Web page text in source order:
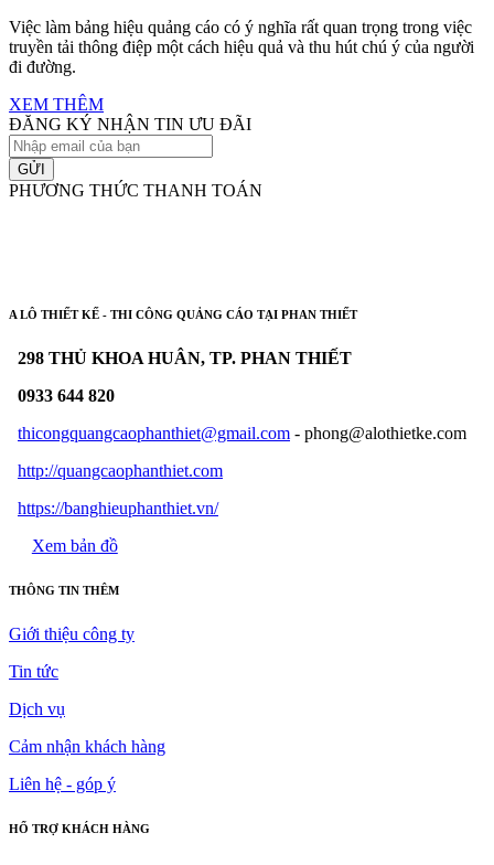
Việc làm bảng hiệu quảng cáo có ý nghĩa rất quan trọng trong việc
truyền tải thông điệp một cách hiệu quả và thu hút chú ý của người
đi đường.
XEM THÊM
ĐĂNG KÝ NHẬN TIN ƯU ĐÃI
GỬI
PHƯƠNG THỨC THANH TOÁN
A LÔ THIẾT KẾ - THI CÔNG QUẢNG CÁO TẠI PHAN THIẾT
298 THỦ KHOA HUÂN, TP. PHAN THIẾT
0933 644 820
thicongquangcaophanthiet@gmail.com - phong@alothietke.com
http://quangcaophanthiet.com
https://banghieuphanthiet.vn/
Xem bản đồ
THÔNG TIN THÊM
Giới thiệu công ty
Tin tức
Dịch vụ
Cảm nhận khách hàng
Liên hệ - góp ý
HỔ TRỢ KHÁCH HÀNG